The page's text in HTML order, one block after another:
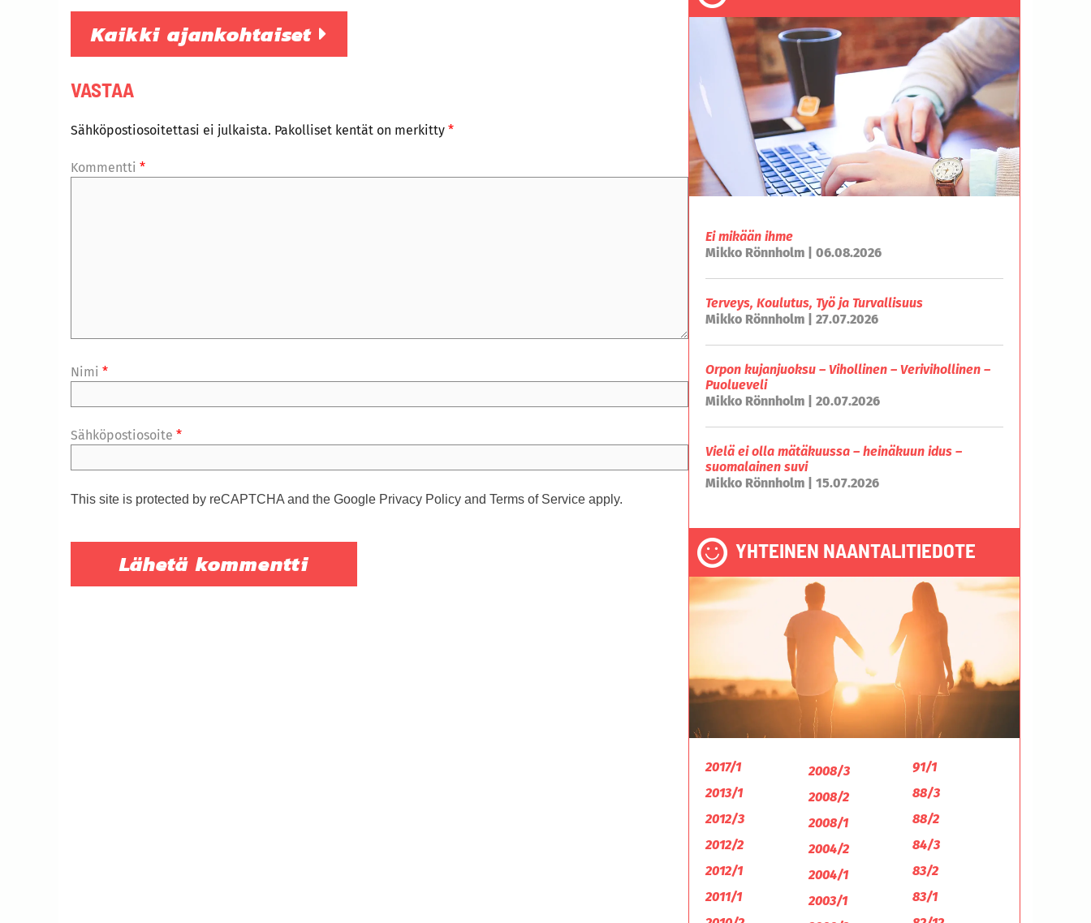
Kaikki ajankohtaiset
VASTAA
Sähköpostiosoitettasi ei julkaista. Pakolliset kentät on merkitty *
Kommentti *
Nimi *
Sähköpostiosoite *
This site is protected by reCAPTCHA and the Google Privacy Policy and Terms of Service apply.
Ei mikään ihme
Mikko Rönnholm | 06.08.2026
Terveys, Koulutus, Työ ja Turvallisuus
Mikko Rönnholm | 27.07.2026
Orpon kujanjuoksu – Vihollinen – Verivihollinen –
Puolueveli
Mikko Rönnholm | 20.07.2026
Vielä ei olla mätäkuussa – heinäkuun idus –
suomalainen suvi
Mikko Rönnholm | 15.07.2026
YHTEINEN NAANTALITIEDOTE
2017/1
2013/1
2012/3
2012/2
2012/1
2011/1
2008/3
2008/2
2008/1
2004/2
2004/1
2003/1
91/1
88/3
88/2
84/3
83/2
83/1